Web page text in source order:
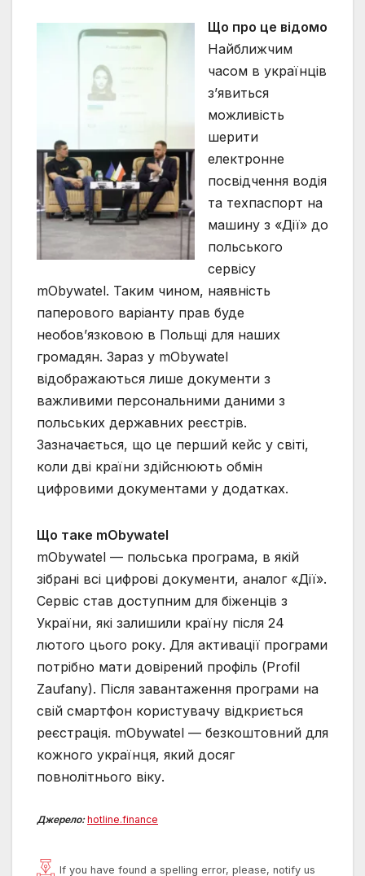
Що про це відомо
Найближчим
часом в українців
з’явиться
можливість
шерити
електронне
посвідчення водія
та техпаспорт на
машину з «Дії» до
польського
сервісу
mObywatel. Таким чином, наявність
паперового варіанту прав буде
необов’язковою в Польщі для наших
громадян. Зараз у mObywatel
відображаються лише документи з
важливими персональними даними з
польських державних реєстрів.
Зазначається, що це перший кейс у світі,
коли дві країни здійснюють обмін
цифровими документами у додатках.
Що таке mObywatel
mObywatel — польська програма, в якій
зібрані всі цифрові документи, аналог «Дії».
Сервіс став доступним для біженців з
України, які залишили країну після 24
лютого цього року. Для активації програми
потрібно мати довірений профіль (Profil
Zaufany). Після завантаження програми на
свій смартфон користувачу відкриється
реєстрація. mObywatel — безкоштовний для
кожного українця, який досяг
повнолітнього віку.
Джерело: hotline.finance
If you have found a spelling error, please, notify us